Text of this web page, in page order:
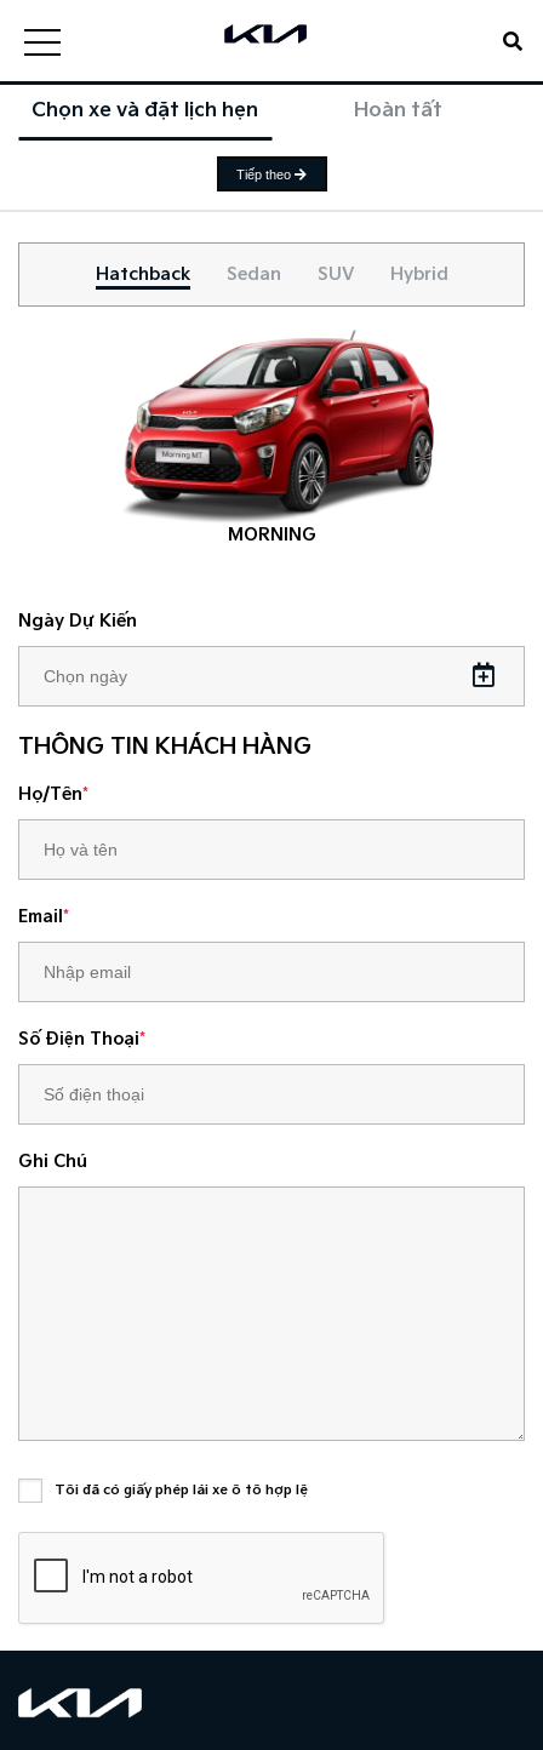
Chọn xe và đặt lịch hẹn Hoàn tất
Tiếp theo
Ngày Dự Kiến
THÔNG TIN KHÁCH HÀNG
Họ/Tên*
Email *
Số Điện Thoại*
Ghi Chú
Tôi đã có giấy phép lái xe ô tô hợp lệ
Hatchback Sedan SUV Hybrid
MORNING